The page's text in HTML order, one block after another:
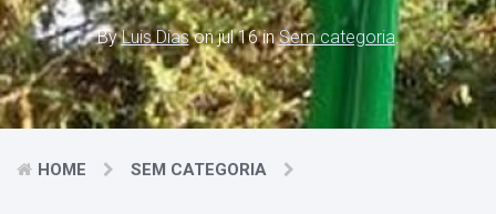
ByLuis Diason jul 16 inSem categoria.
HOME SEM CATEGORIA